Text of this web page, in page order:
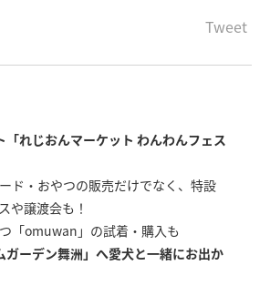
Tweet
「れじおんマーケット わんわんフェス
ド・おやつの販売だけでなく、特設
や譲渡会も！
「omuwan」の試着・購入も
ガーデン舞洲」へ愛犬と一緒にお出か